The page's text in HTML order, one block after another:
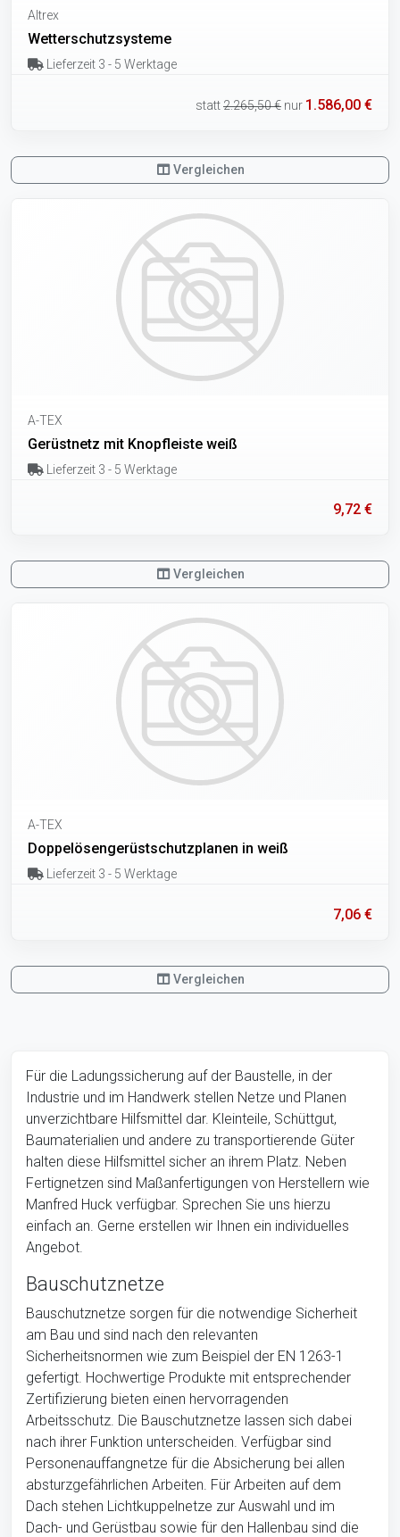
Altrex
Wetterschutzsysteme
Lieferzeit 3 - 5 Werktage
statt2.265,50 € nur 1.586,00 €
Vergleichen
A-TEX
Gerüstnetz mit Knopfleiste weiß
Lieferzeit 3 - 5 Werktage
9,72 €
Vergleichen
A-TEX
Doppelösengerüstschutzplanen in weiß
Lieferzeit 3 - 5 Werktage
7,06 €
Vergleichen
Für die Ladungssicherung auf der Baustelle, in der
Industrie und im Handwerk stellen Netze und Planen
unverzichtbare Hilfsmittel dar. Kleinteile, Schüttgut,
Baumaterialien und andere zu transportierende Güter
halten diese Hilfsmittel sicher an ihrem Platz. Neben
Fertignetzen sind Maßanfertigungen von Herstellern wie
Manfred Huck verfügbar. Sprechen Sie uns hierzu
einfach an. Gerne erstellen wir Ihnen ein individuelles
Angebot.
Bauschutznetze
Bauschutznetze sorgen für die notwendige Sicherheit
am Bau und sind nach den relevanten
Sicherheitsnormen wie zum Beispiel der EN 1263-1
gefertigt. Hochwertige Produkte mit entsprechender
Zertifizierung bieten einen hervorragenden
Arbeitsschutz. Die Bauschutznetze lassen sich dabei
nach ihrer Funktion unterscheiden. Verfügbar sind
Personenauffangnetze für die Absicherung bei allen
absturzgefährlichen Arbeiten. Für Arbeiten auf dem
Dach stehen Lichtkuppelnetze zur Auswahl und im
Dach- und Gerüstbau sowie für den Hallenbau sind die